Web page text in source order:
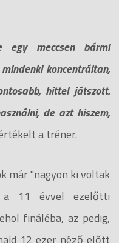
egy meccsen bármi
koncentráltan,
hittel játszott.
de azt hiszem,
a tréner.
már "nagyon ki voltak
a 11 évvel ezelőtti
fináléba, az pedig,
12 ezer néző előtt